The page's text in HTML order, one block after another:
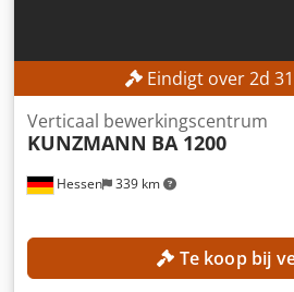
Eindigt over2d 31
Hessen 339 km
Verticaal bewerkingscentrum
KUNZMANN BA 1200
Te koop bij